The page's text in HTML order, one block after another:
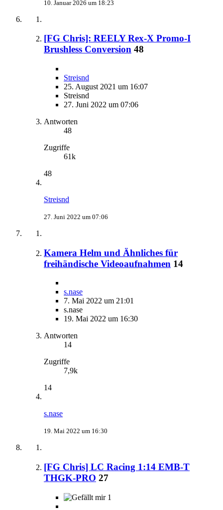
10. Januar 2026 um 18:23
[FG Chris]: REELY Rex-X Promo-I
Brushless Conversion 48
Streisnd
25. August 2021 um 16:07
Streisnd
27. Juni 2022 um 07:06
Antworten
48
Zugriffe
61k
48
Streisnd
27. Juni 2022 um 07:06
Kamera Helm und Ähnliches für
freihändische Videoaufnahmen 14
s.nase
7. Mai 2022 um 21:01
s.nase
19. Mai 2022 um 16:30
Antworten
14
Zugriffe
7,9k
14
s.nase
19. Mai 2022 um 16:30
[FG Chris] LC Racing 1:14 EMB-T
THGK-PRO 27
1